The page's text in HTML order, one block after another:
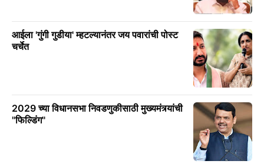
आईला 'गुंगी गुडीया' म्हटल्यानंतर जय पवारांची पोस्ट
चर्चेत
2029 च्या विधानसभा निवडणुकीसाठी मुख्यमंत्र्यांची
"फिल्डिंग"